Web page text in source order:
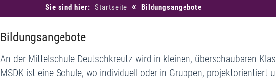
Sie sind hier: Startseite « Bildungsangebote
Bildungsangebote
An der Mittelschule Deutschkreutz wird in kleinen, überschaubaren
MSDK ist eine Schule, wo individuell oder in Gruppen, projektorientiert